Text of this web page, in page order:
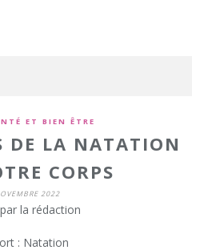
ET BIEN ÊTRE
DE LA NATATION
CORPS
2022
la rédaction